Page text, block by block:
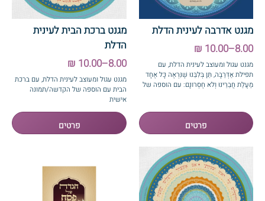
מגנט אדרבה לעינית הדלת
8.00–10.00 ₪
מגנט עגול ומעוצב לעינית הדלת, עם
תפילת אַדְּרַבָּה, תֵּן בְּלִבֵּנוּ שֶׁנִּרְאֶה כָּל אֶחָד
מַעֲלַת חֲבֵרֵינוּ וְלא חֶסְרונָם: עם הוספה של
מגנט ברכת הבית לעינית
הדלת
8.00–10.00 ₪
מגנט עגול ומעוצב לעינית הדלת, עם ברכת
הבית עם הוספה של הקדשה/תמונה
אישית